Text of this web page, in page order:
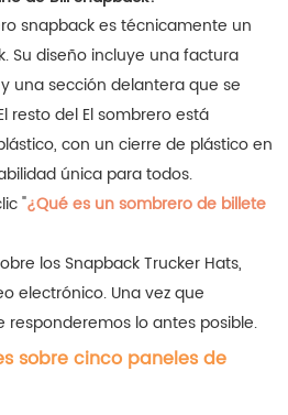
snapback es técnicamente un
Su diseño incluye una factura
una sección delantera que se
resto del El sombrero está
con un cierre de plástico en
única para todos.
"¿Qué es un sombrero de billete
los Snapback Trucker Hats,
electrónico. Una vez que
responderemos lo antes posible.
sobre cinco paneles de